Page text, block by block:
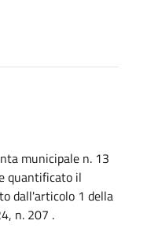
municipale n. 13
quantificato il
dall'articolo 1 della
n. 207 .